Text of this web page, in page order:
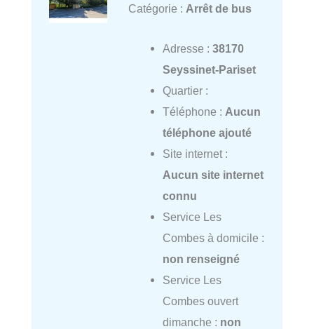
Catégorie : Arrêt de bus
Adresse : 38170
Seyssinet-Pariset
Quartier :
Téléphone : Aucun
téléphone ajouté
Site internet :
Aucun site internet
connu
Service Les
Combes à domicile :
non renseigné
Service Les
Combes ouvert
dimanche : non